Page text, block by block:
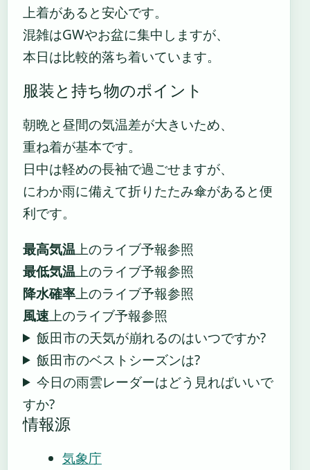
上着があると安心です。
混雑はGWやお盆に集中しますが、
本日は比較的落ち着いています。
服装と持ち物のポイント
朝晩と昼間の気温差が大きいため、
重ね着が基本です。
日中は軽めの長袖で過ごせますが、
にわか雨に備えて折りたたみ傘があると便
利です。
最高気温上のライブ予報参照
最低気温上のライブ予報参照
降水確率上のライブ予報参照
風速上のライブ予報参照
飯田市の天気が崩れるのはいつですか?
飯田市のベストシーズンは?
今日の雨雲レーダーはどう見ればいいで
すか?
情報源
気象庁